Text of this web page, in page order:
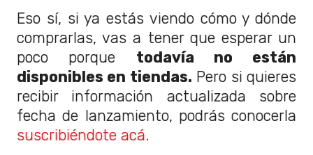
Eso sí, si ya estás viendo cómo y dónde
comprarlas, vas a tener que esperar un
poco porque todavía no están
disponibles en tiendas. Pero si quieres
recibir información actualizada sobre
fecha de lanzamiento, podrás conocerla
suscribiéndote acá.